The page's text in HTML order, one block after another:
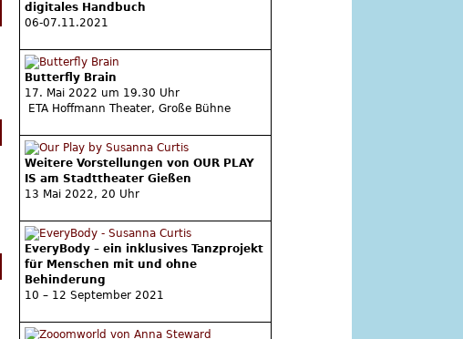
digitales Handbuch
06-07.11.2021
Butterfly Brain
17. Mai 2022 um 19.30 Uhr
ETA Hoffmann Theater, Große Bühne
Weitere Vorstellungen von OUR PLAY
IS am Stadttheater Gießen
13 Mai 2022, 20 Uhr
EveryBody – ein inklusives Tanzprojekt
für Menschen mit und ohne
Behinderung
10 – 12 September 2021